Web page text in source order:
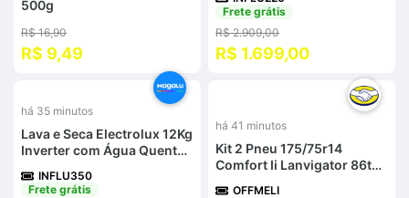
500g
R$ 16,90
R$ 9,49
Edredom Branca -
110v/220v
Frete grátis
R$ 2.909,00
R$ 1.699,00
há 35 minutos
Lava e Seca Electrolux 12Kg
Inverter com Água Quente
Cinza Ônix - 110v/220v
INFLU350
Frete grátis
-46
há 41 minutos
Kit 2 Pneu 175/75r14
Comfort Ii Lanvigator 86t
OFFMELI